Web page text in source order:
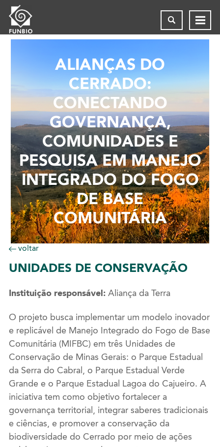
ALIANÇAS DO
CERRADO:
CONECTANDO
GOVERNANÇA,
COMUNIDADES E
PESQUISA EM MANEJO
INTEGRADO DO FOGO
DE BASE
COMUNITÁRIA
voltar
UNIDADES DE CONSERVAÇÃO
Instituição responsável:Aliança da Terra
O projeto busca implementar um modelo inovador
e replicável de Manejo Integrado do Fogo de Base
Comunitária (MIFBC) em três Unidades de
Conservação de Minas Gerais: o Parque Estadual
da Serra do Cabral, o Parque Estadual Verde
Grande e o Parque Estadual Lagoa do Cajueiro. A
iniciativa tem como objetivo fortalecer a
governança territorial, integrar saberes tradicionais
e ciências, e promover a conservação da
biodiversidade do Cerrado por meio de ações